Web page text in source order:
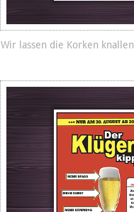
Wir lassen die Korken knallen